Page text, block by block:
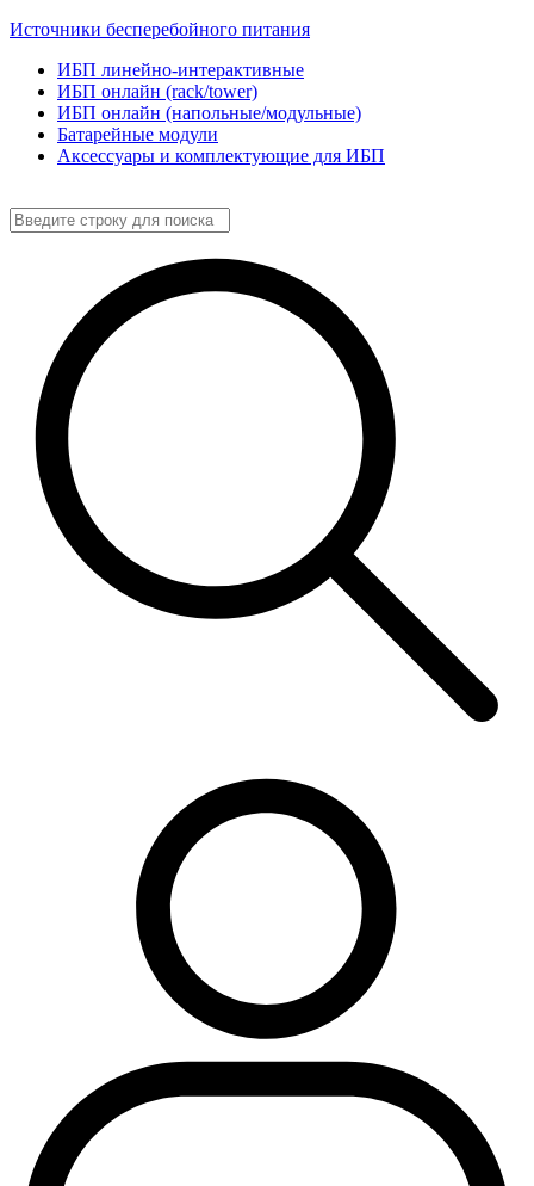
Источники бесперебойного питания
ИБП линейно-интерактивные
ИБП онлайн (rack/tower)
ИБП онлайн (напольные/модульные)
Батарейные модули
Аксессуары и комплектующие для ИБП